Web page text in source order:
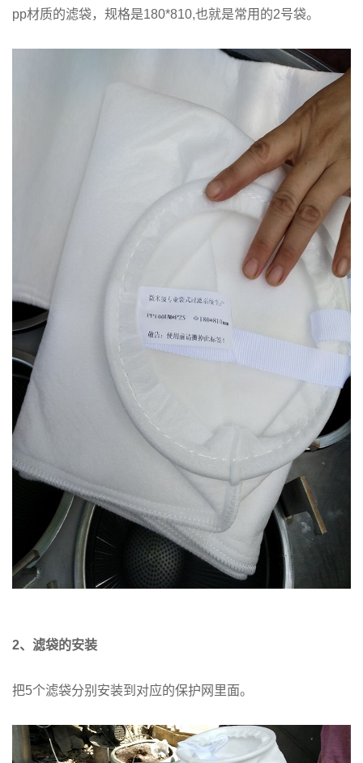
pp材质的滤袋，规格是180*810,也就是常用的2号袋。
2、滤袋的安装
把5个滤袋分别安装到对应的保护网里面。